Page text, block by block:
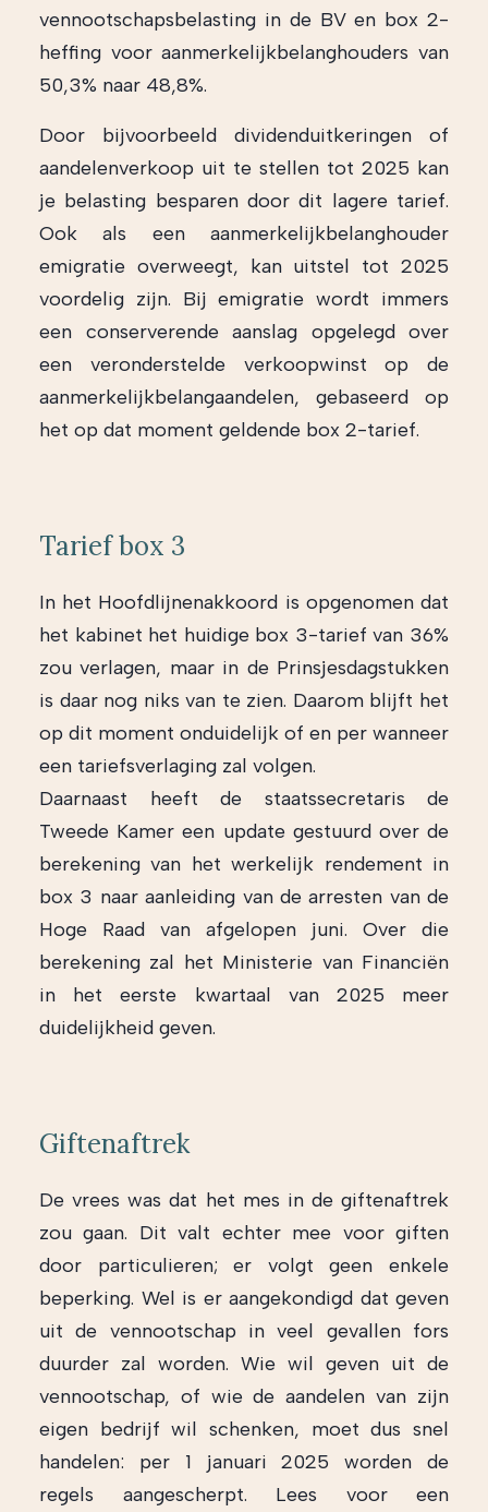
vennootschapsbelasting in de BV en box 2-
heffing voor aanmerkelijkbelanghouders van
50,3% naar 48,8%.
Door bijvoorbeeld dividenduitkeringen of
aandelenverkoop uit te stellen tot 2025 kan
je belasting besparen door dit lagere tarief.
Ook als een aanmerkelijkbelanghouder
emigratie overweegt, kan uitstel tot 2025
voordelig zijn. Bij emigratie wordt immers
een conserverende aanslag opgelegd over
een veronderstelde verkoopwinst op de
aanmerkelijkbelangaandelen, gebaseerd op
het op dat moment geldende box 2-tarief.
Tarief box 3
In het Hoofdlijnenakkoord is opgenomen dat
het kabinet het huidige box 3-tarief van 36%
zou verlagen, maar in de Prinsjesdagstukken
is daar nog niks van te zien. Daarom blijft het
op dit moment onduidelijk of en per wanneer
een tariefsverlaging zal volgen.
Daarnaast heeft de staatssecretaris de
Tweede Kamer een update gestuurd over de
berekening van het werkelijk rendement in
box 3 naar aanleiding van de arresten van de
Hoge Raad van afgelopen juni. Over die
berekening zal het Ministerie van Financiën
in het eerste kwartaal van 2025 meer
duidelijkheid geven.
Giftenaftrek
De vrees was dat het mes in de giftenaftrek
zou gaan. Dit valt echter mee voor giften
door particulieren; er volgt geen enkele
beperking. Wel is er aangekondigd dat geven
uit de vennootschap in veel gevallen fors
duurder zal worden. Wie wil geven uit de
vennootschap, of wie de aandelen van zijn
eigen bedrijf wil schenken, moet dus snel
handelen: per 1 januari 2025 worden de
regels aangescherpt. Lees voor een